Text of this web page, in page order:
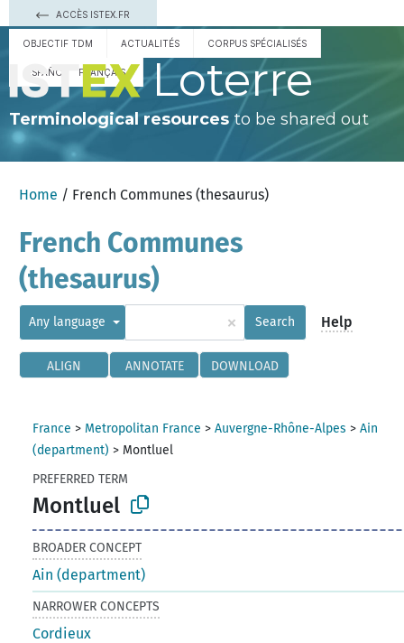
ACCÈS ISTEX.FR
OBJECTIF TDM ACTUALITÉS CORPUS SPÉCIALISÉS
ESPAÑOL FRANÇAIS Loterre
Terminological resourcesto be shared out
Home / French Communes (thesaurus)
French Communes
(thesaurus)
Any language × Search Help
ALIGN ANNOTATE DOWNLOAD
France > Metropolitan France >Auvergne-Rhône-Alpes >Ain
(department) > Montluel
PREFERRED TERM
Montluel
BROADER CONCEPT
Ain (department)
NARROWER CONCEPTS
Cordieux